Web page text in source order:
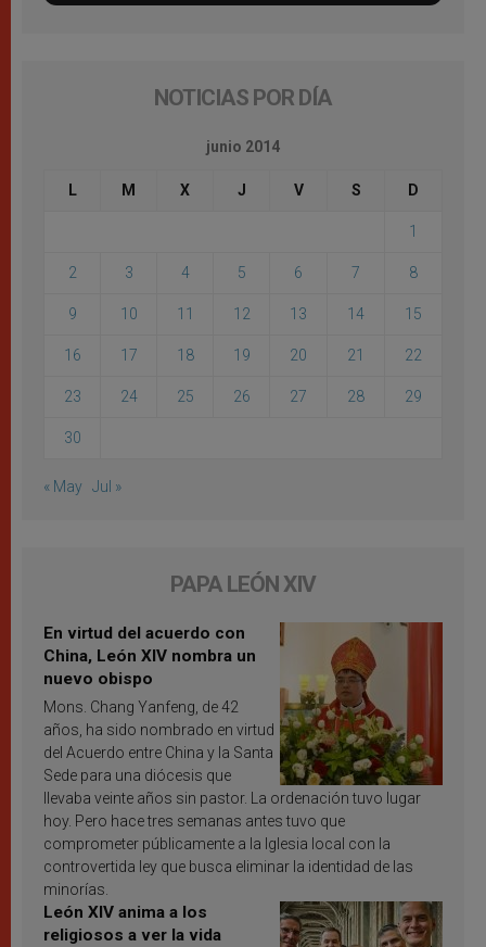
NOTICIAS POR DÍA
junio 2014
L M X J V S D
1
2 3 4 5 6 7 8
9 10 11 12 13 14 15
16 17 18 19 20 21 22
23 24 25 26 27 28 29
30
« May Jul »
PAPA LEÓN XIV
En virtud del acuerdo con
China, León XIV nombra un
nuevo obispo
Mons. Chang Yanfeng, de 42
años, ha sido nombrado en virtud
del Acuerdo entre China y la Santa
Sede para una diócesis que
llevaba veinte años sin pastor. La ordenación tuvo lugar
hoy. Pero hace tres semanas antes tuvo que
comprometer públicamente a la Iglesia local con la
controvertida ley que busca eliminar la identidad de las
minorías.
León XIV anima a los
religiosos a ver la vida